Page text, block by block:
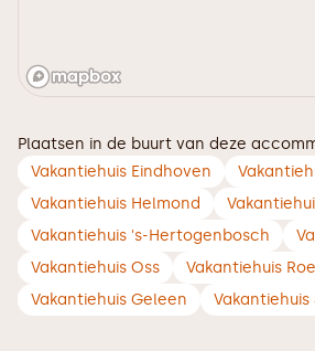
Plaatsen in de buurt van deze
Vakantiehuis Eindhoven
Vakantiehuis Helmond
Vakantiehuis 's-Hertogenbosch
Vakantiehuis Oss
Vakantiehuis
Vakantiehuis Geleen
Vakantiehuis